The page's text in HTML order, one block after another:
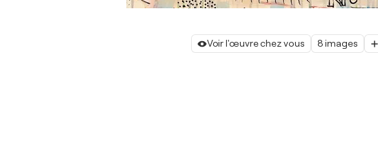
Voir l'œuvre chez vous 8 images